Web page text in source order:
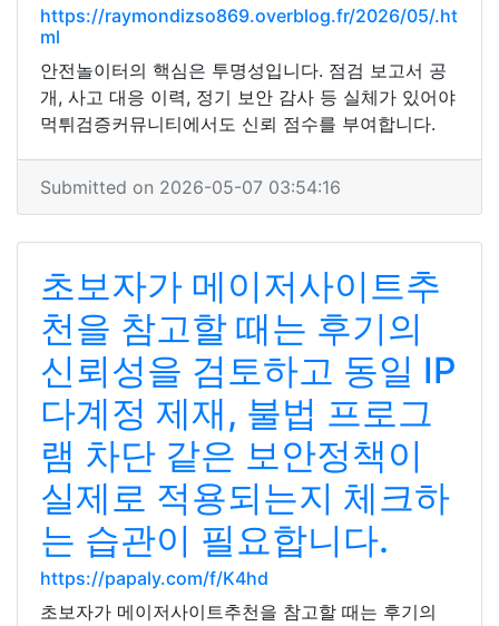
https://raymondizso869.overblog.fr/2026/05/.ht
ml
안전놀이터의 핵심은 투명성입니다. 점검 보고서 공
개, 사고 대응 이력, 정기 보안 감사 등 실체가 있어야
먹튀검증커뮤니티에서도 신뢰 점수를 부여합니다.
Submitted on 2026-05-07 03:54:16
초보자가 메이저사이트추
천을 참고할 때는 후기의
신뢰성을 검토하고 동일 IP
다계정 제재, 불법 프로그
램 차단 같은 보안정책이
실제로 적용되는지 체크하
는 습관이 필요합니다.
https://papaly.com/f/K4hd
초보자가 메이저사이트추천을 참고할 때는 후기의